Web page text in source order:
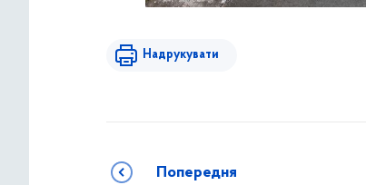
Надрукувати
Попередня